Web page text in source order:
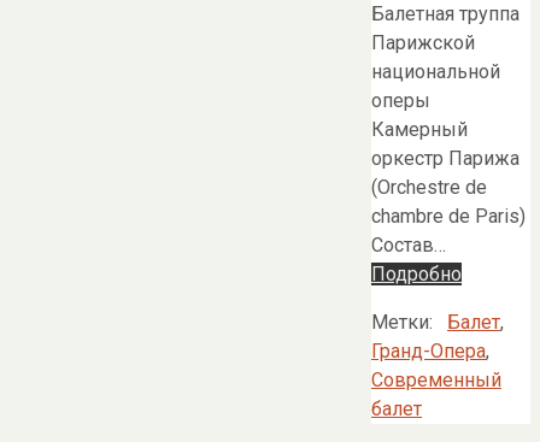
Балетная труппа
Парижской
национальной
оперы
Камерный
оркестр Парижа
(Orchestre de
chambre de Paris)
Состав…
Подробно
Метки: Балет,
Гранд-Опера,
Современный
балет